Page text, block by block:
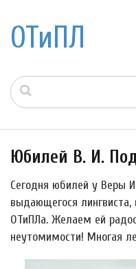
ОТиПЛ
Юбилей В. И.
Сегодня юбилей у Веры
выдающегося лингвиста,
ОТиПЛа. Желаем ей
неутомимости! Многая